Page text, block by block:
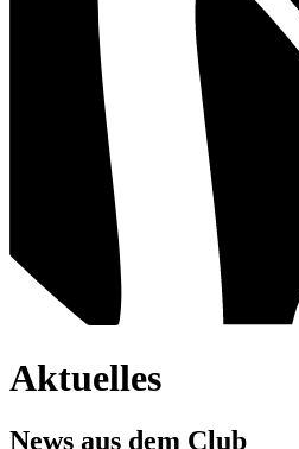
Aktuelles
News aus dem Club